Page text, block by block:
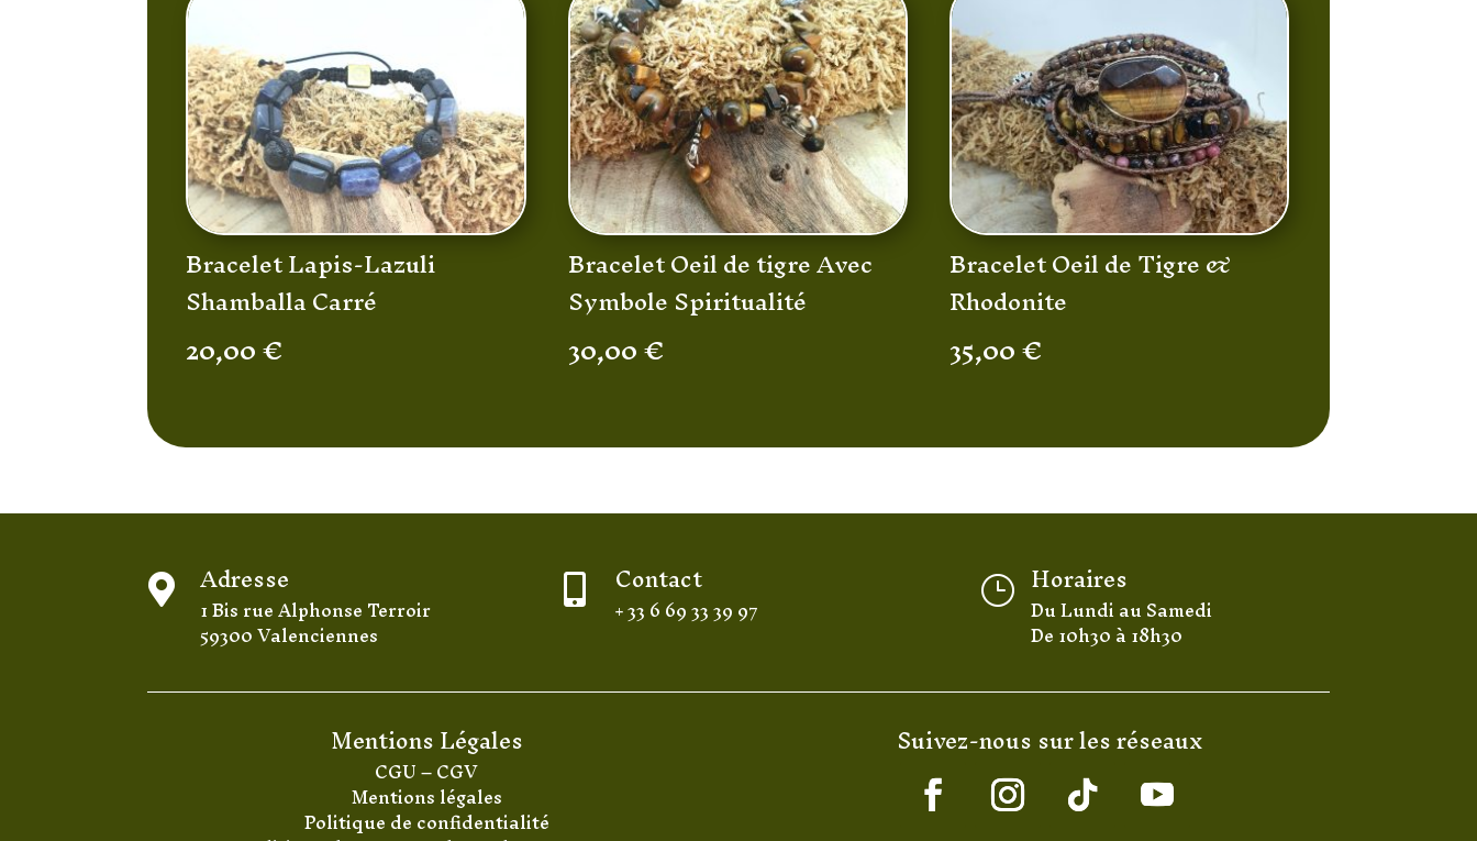
Bracelet Lapis-Lazuli
Shamballa Carré
20,00€
Bracelet Oeil de tigre Avec
Symbole Spiritualité
30,00€
Bracelet Oeil de Tigre &
Rhodonite
35,00€
 Adresse
1 Bis rue Alphonse Terroir
59300 Valenciennes
 Contact
+ 33 6 69 33 39 97
} Horaires
Du Lundi au Samedi
De 10h30 à 18h30
Mentions Légales
CGU–CGV
Mentions légales
Politique de confidentialité
Suivez-nous sur les réseaux